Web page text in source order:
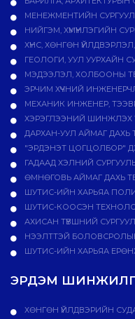
МЕНЕЖМЕНТИЙН
НИЙГЭМ, ХҮМҮҮНЛЭГИЙН
ХҮНС, ХӨНГӨН
ГЕОЛОГИ, УУЛ УУРХАЙН
МЭДЭЭЛЭЛ, ХОЛБООНЫ
ЭРЧИМ ХҮЧНИЙ
МЕХАНИК ИНЖЕНЕР,
ХЭРЭГЛЭЭНИЙ ШИНЖЛЭХ
ДАРХАН-УУЛ АЙМАГ ДАХЬ
"ЭРДЭНЭТ ЦОГЦОЛБОР"
ГАДААД ХЭЛНИЙ
ӨМНӨГОВЬ АЙМАГ ДАХЬ
ШУТИС-ИЙН ХАРЬЯА
ШУТИС-КООСЭН
АХИСАН ТҮВШНИЙ
НЭЭЛТТЭЙ
ШУТИС-ИЙН ХАРЬЯА
ЭРДЭМ
ХӨНГӨН ҮЙЛДВЭРИЙН